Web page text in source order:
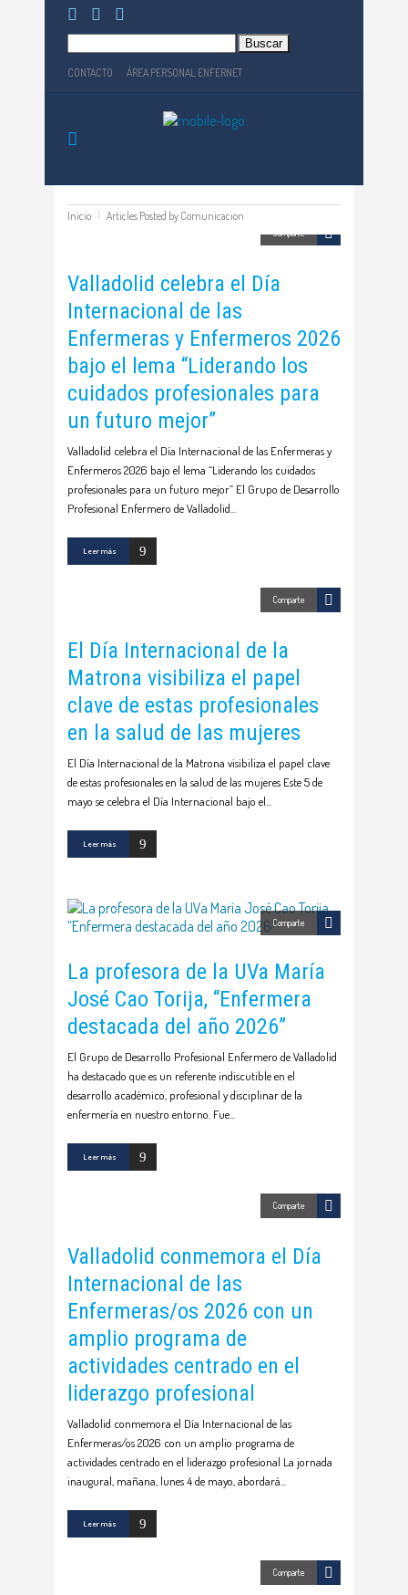
CONTACTO ÁREA PERSONAL ENFERNET
Inicio Articles Posted by Comunicacion
Comparte
Valladolid celebra el Día
Internacional de las
Enfermeras y Enfermeros 2026
bajo el lema “Liderando los
cuidados profesionales para
un futuro mejor”
Valladolid celebra el Día Internacional de las Enfermeras y
Enfermeros 2026 bajo el lema “Liderando los cuidados
profesionales para un futuro mejor” El Grupo de Desarrollo
Profesional Enfermero de Valladolid
Leer más
Comparte
El Día Internacional de la
Matrona visibiliza el papel
clave de estas profesionales
en la salud de las mujeres
El Día Internacional de la Matrona visibiliza el papel clave
de estas profesionales en la salud de las mujeres Este 5 de
mayo se celebra el Día Internacional bajo el
Leer más
Comparte
La profesora de la UVa María
José Cao Torija, “Enfermera
destacada del año 2026”
El Grupo de Desarrollo Profesional Enfermero de Valladolid
ha destacado que es un referente indiscutible en el
desarrollo académico, profesional y disciplinar de la
enfermería en nuestro entorno. Fue
Leer más
Comparte
Valladolid conmemora el Día
Internacional de las
Enfermeras/os 2026 con un
amplio programa de
actividades centrado en el
liderazgo profesional
Valladolid conmemora el Día Internacional de las
Enfermeras/os 2026 con un amplio programa de
actividades centrado en el liderazgo profesional La jornada
inaugural, mañana, lunes 4 de mayo, abordará
Leer más
Comparte